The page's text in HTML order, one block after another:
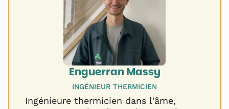
Enguerran Massy
INGÉNIEUR THERMICIEN
Ingénieure thermicien dans l'âme,